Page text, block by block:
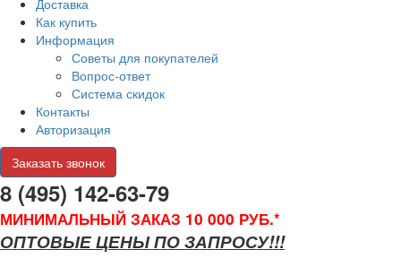
Доставка
Как купить
Информация
Советы для покупателей
Вопрос-ответ
Система скидок
Контакты
Авторизация
Заказать звонок
8 (495) 142-63-79
МИНИМАЛЬНЫЙ ЗАКАЗ 10 000 РУБ.*
ОПТОВЫЕ ЦЕНЫ ПО ЗАПРОСУ!!!